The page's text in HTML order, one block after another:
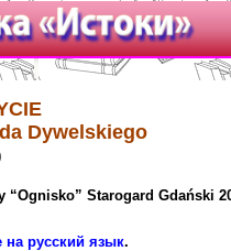
Dywelskiego
Starogard Gdański
на русский язык.